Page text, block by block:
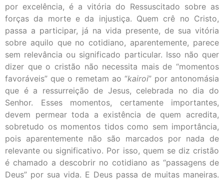
por excelência, é a vitória do Ressuscitado sobre as
forças da morte e da injustiça. Quem crê no Cristo,
passa a participar, já na vida presente, de sua vitória
sobre aquilo que no cotidiano, aparentemente, parece
sem relevância ou significado particular. Isso não quer
dizer que o cristão não necessita mais de “momentos
favoráveis” que o remetam ao “kairoi” por antonomásia
que é a ressurreição de Jesus, celebrada no dia do
Senhor. Esses momentos, certamente importantes,
devem permear toda a existência de quem acredita,
sobretudo os momentos tidos como sem importância,
pois aparentemente não são marcados por nada de
relevante ou significativo. Por isso, quem se diz cristão
é chamado a descobrir no cotidiano as “passagens de
Deus” por sua vida. E Deus passa de muitas maneiras.